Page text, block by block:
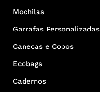
Mochilas
Garrafas Personalizadas
Canecas e Copos
Ecobags
Cadernos